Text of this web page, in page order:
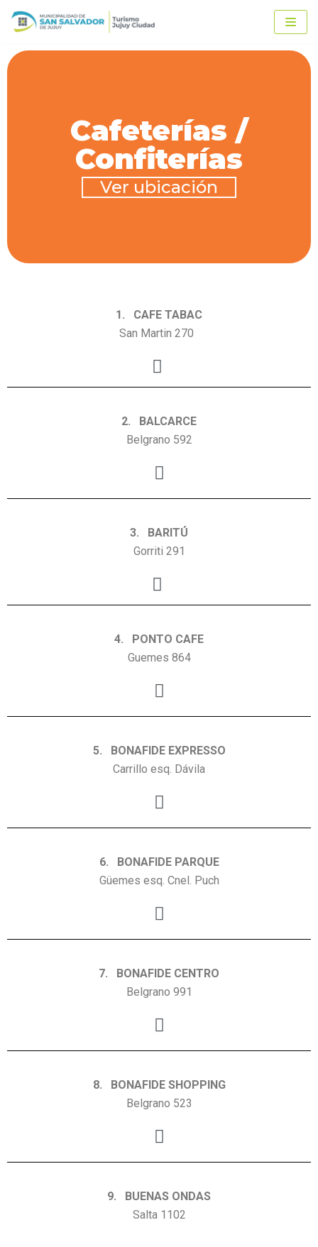
Ir
al
contenido
Cafeterías /
Confiterías
Ver ubicación
1. CAFE TABAC
San Martin 270
2. BALCARCE
Belgrano 592
3. BARITÚ
Gorriti 291
4. PONTO CAFE
Guemes 864
5. BONAFIDE EXPRESSO
Carrillo esq. Dávila
6. BONAFIDE PARQUE
Güemes esq. Cnel. Puch
7. BONAFIDE CENTRO
Belgrano 991
8. BONAFIDE SHOPPING
Belgrano 523
9. BUENAS ONDAS
Salta 1102